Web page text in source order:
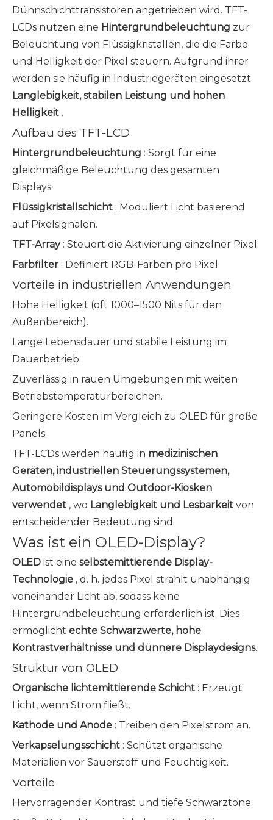
Dünnschichttransistoren angetrieben wird. TFT-
LCDs nutzen eine Hintergrundbeleuchtung zur
Beleuchtung von Flüssigkristallen, die die Farbe
und Helligkeit der Pixel steuern. Aufgrund ihrer
werden sie häufig in Industriegeräten eingesetzt
Langlebigkeit, stabilen Leistung und hohen
Helligkeit .
Aufbau des TFT-LCD
Hintergrundbeleuchtung : Sorgt für eine
gleichmäßige Beleuchtung des gesamten
Displays.
Flüssigkristallschicht : Moduliert Licht basierend
auf Pixelsignalen.
TFT-Array : Steuert die Aktivierung einzelner Pixel.
Farbfilter : Definiert RGB-Farben pro Pixel.
Vorteile in industriellen Anwendungen
Hohe Helligkeit (oft 1000–1500 Nits für den
Außenbereich).
Lange Lebensdauer und stabile Leistung im
Dauerbetrieb.
Zuverlässig in rauen Umgebungen mit weiten
Betriebstemperaturbereichen.
Geringere Kosten im Vergleich zu OLED für große
Panels.
TFT-LCDs werden häufig in medizinischen
Geräten, industriellen Steuerungssystemen,
Automobildisplays und Outdoor-Kiosken
verwendet , wo Langlebigkeit und Lesbarkeit von
entscheidender Bedeutung sind.
Was ist ein OLED-Display?
OLED ist eine selbstemittierende Display-
Technologie , d. h. jedes Pixel strahlt unabhängig
voneinander Licht ab, sodass keine
Hintergrundbeleuchtung erforderlich ist. Dies
ermöglicht echte Schwarzwerte, hohe
Kontrastverhältnisse und dünnere Displaydesigns.
Struktur von OLED
Organische lichtemittierende Schicht : Erzeugt
Licht, wenn Strom fließt.
Kathode und Anode : Treiben den Pixelstrom an.
Verkapselungsschicht : Schützt organische
Materialien vor Sauerstoff und Feuchtigkeit.
Vorteile
Hervorragender Kontrast und tiefe Schwarztöne.